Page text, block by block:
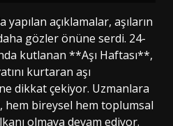
yapılan açıklamalar, aşıların
gözler önüne serdi. 24-
kutlanan **Aşı Haftası**,
kurtaran aşı
dikkat çekiyor. Uzmanlara
, hem bireysel hem toplumsal
olmaya devam ediyor.